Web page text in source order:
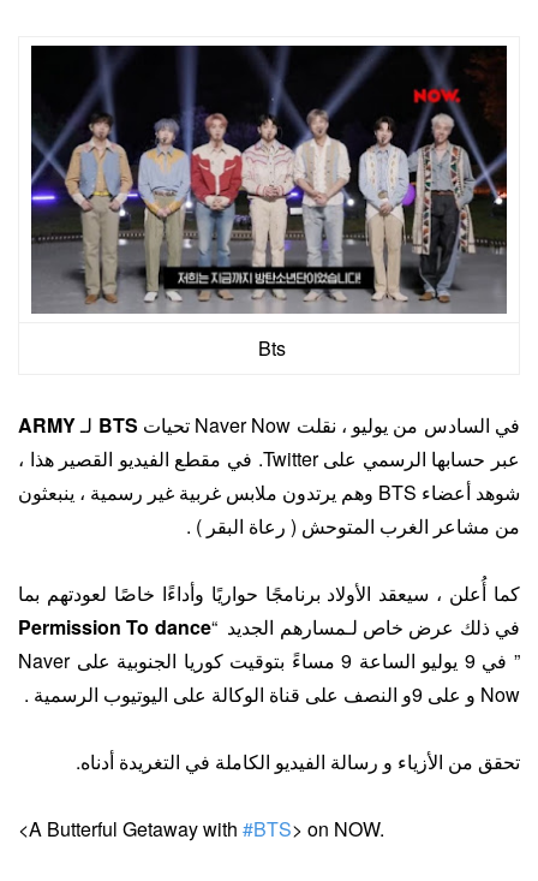
Bts
في السادس من يوليو ، نقلت Naver Now تحيات BTS لـARMY
عبر حسابها الرسمي على Twitter. في مقطع الفيديو القصير هذا ،
شوهد أعضاء BTS وهم يرتدون ملابس غربية غير رسمية ، ينبعثون
من مشاعر الغرب المتوحش ( رعاة البقر ) .
كما أُعلن ، سيعقد الأولاد برنامجًا حواريًا وأداءًا خاصًا لعودتهم بما
في ذلك عرض خاص لـمسارهم الجديد “Permission To dance
” في 9 يوليو الساعة 9 مساءً بتوقيت كوريا الجنوبية على Naver
Now و على 9و النصف على قناة الوكالة على اليوتيوب الرسمية .
تحقق من الأزياء و رسالة الفيديو الكاملة في التغريدة أدناه.
<A Butterful Getaway with #BTS> on NOW.